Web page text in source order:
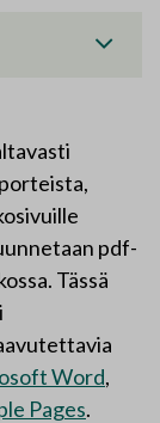
pdf-
Tässä
Word,
Pages.